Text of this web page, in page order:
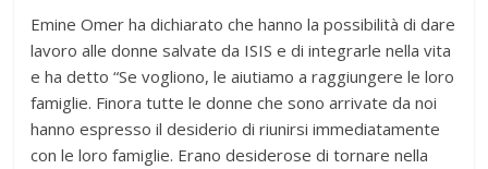
Emine Omer ha dichiarato che hanno la possibilità di dare
lavoro alle donne salvate da ISIS e di integrarle nella vita
e ha detto “Se vogliono, le aiutiamo a raggiungere le loro
famiglie. Finora tutte le donne che sono arrivate da noi
hanno espresso il desiderio di riunirsi immediatamente
con le loro famiglie. Erano desiderose di tornare nella